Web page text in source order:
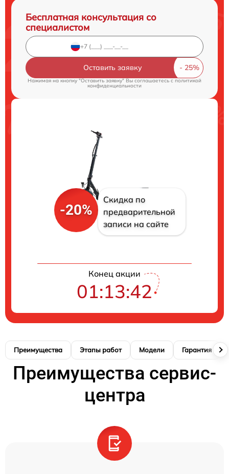
Бесплатная консультация со
специалистом
Оставить заявку
Нажимая на кнопку "Оставить заявку" Вы соглашаетесь cполитикой
конфиденциальности
-20%
Скидка по
предварительной
записи на сайте
Конец акции
01:13:42
Преимущества Этапы работ Модели Гарантия
Преимущества сервис-
центра